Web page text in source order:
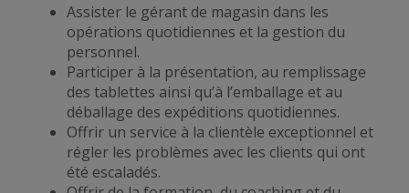
Assister le gérant de magasin dans les
opérations quotidiennes et la gestion du
personnel.
Participer à la présentation, au remplissage
des tablettes ainsi qu’à l’emballage et au
déballage des expéditions quotidiennes.
Offrir un service à la clientèle exceptionnel et
régler les problèmes avec les clients qui ont
été escaladés.